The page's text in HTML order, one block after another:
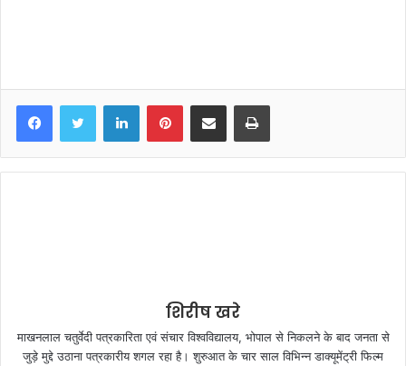
शिरीष खरे
माखनलाल चतुर्वेदी पत्रकारिता एवं संचार विश्‍वविद्यालय, भोपाल से निकलने के बाद जनता से
जुड़े मुद्दे उठाना पत्रकारीय शगल रहा है। शुरुआत के चार साल विभिन्न डाक्यूमेंट्री फिल्म